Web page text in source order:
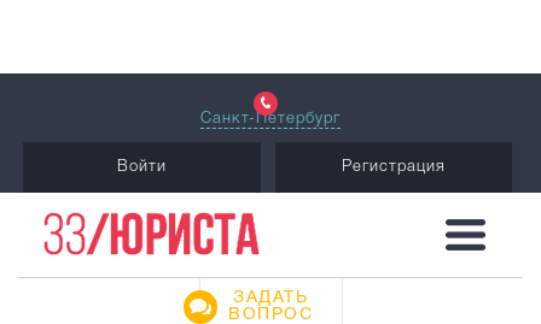
Санкт-Петербург
Войти Регистрация
ЗАДАТЬ
ВОПРОС